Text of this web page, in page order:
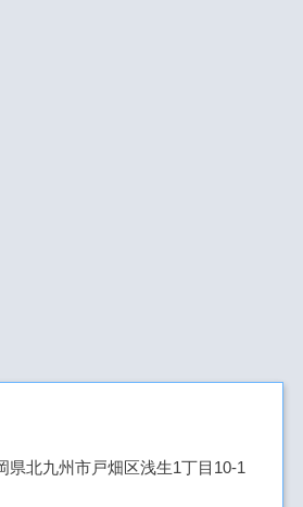
県北九州市戸畑区浅生1丁目10-1